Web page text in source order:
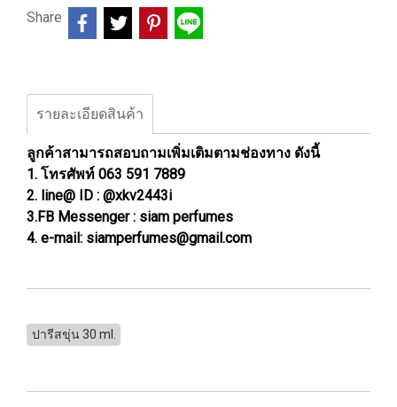
Share
รายละเอียดสินค้า
ลูกค้าสามารถสอบถามเพิ่มเติมตามช่องทาง ดังนี้
1. โทรศัพท์ 063 591 7889
2. line@ ID : @xkv2443i
3.FB Messenger : siam perfumes
4. e-mail: siamperfumes@gmail.com
ปารีสขุ่น 30 ml.